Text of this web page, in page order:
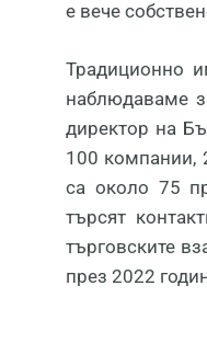
е вече
Традиционно
наблюдаваме
директор на
100 компании,
са около 75
търсят
търговските
през 2022